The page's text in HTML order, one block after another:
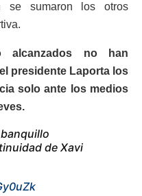
se sumaron los otros
alcanzados no han
presidente Laporta los
solo ante los medios
de Xavi